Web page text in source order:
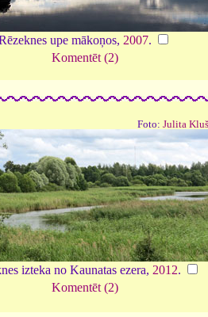
upe mākoņos, 2007.
Komentēt (2)
Foto: Julita
izteka no Kaunatas ezera, 2012.
Komentēt (2)